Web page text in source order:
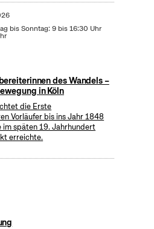
bis Sonntag: 9 bis 16:30 Uhr
des Wandels –
in Köln
die Erste
Vorläufer bis ins Jahr 1848
im späten 19. Jahrhundert
erreichte.